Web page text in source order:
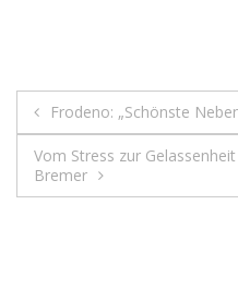
Frodeno: „Schönste
Vom Stress zur
Bremer